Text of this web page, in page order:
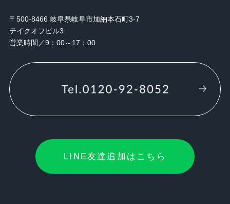
〒500-8466 岐阜県岐阜市加納本石町3-7
テイクオフビル3
営業時間／9：00～17：00
LINE友達追加はこちら